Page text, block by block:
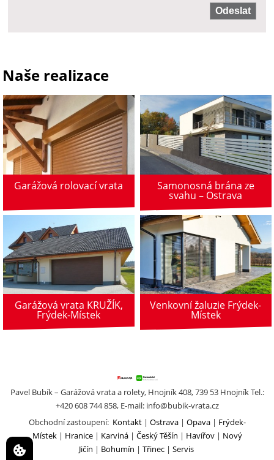
Naše realizace
Garážová rolovací vrata Samonosná brána ze
svahu – Ostrava
Garážová vrata KRUŽÍK,
Frýdek-Místek
Venkovní žaluzie Frýdek-
Místek
Pavel Bubík – Garážová vrata a rolety, Hnojník 408, 739 53 Hnojník Tel.:
+420 608 744 858, E-mail: info@bubik-vrata.cz
Obchodní zastoupení: Kontakt Ostrava Opava
Frýdek-
Místek
Hranice Karviná Český Těšín Havířov
Nový
Jičín
Bohumín Třinec
Servis